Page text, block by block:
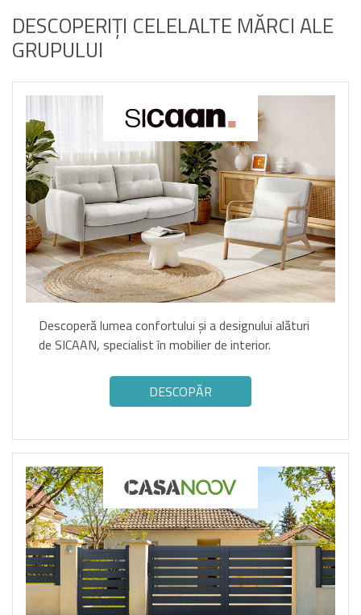
DESCOPERIȚI CELELALTE MĂRCI ALE
GRUPULUI
Descoperă lumea confortului și a designului alături
de SICAAN, specialist în mobilier de interior.
DESCOPĂR